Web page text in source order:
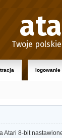
Twoje
logowanie
Atari 8-bit